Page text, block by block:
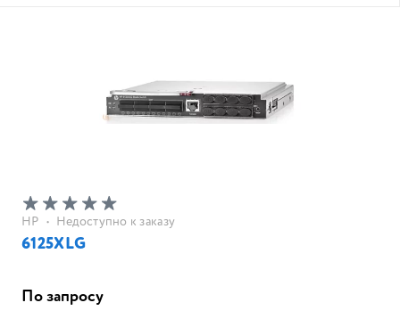
HP • Недоступно к заказу
6125XLG
По запросу